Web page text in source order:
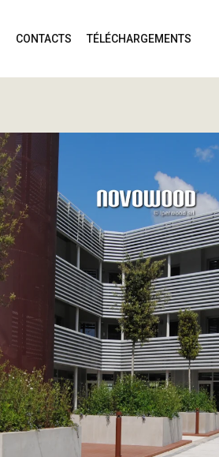
CONTACTS TÉLÉCHARGEMENTS